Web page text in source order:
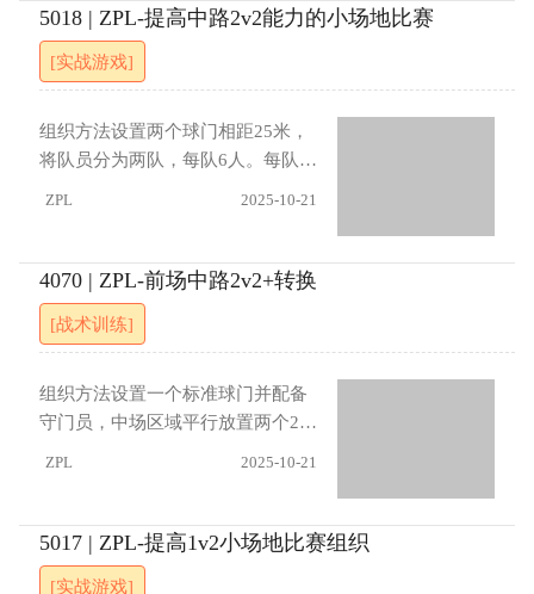
路防守队员协防边路（2）要求边路
队员必须到底线传地面球，前锋进
球方有效（3）调整为小比赛模式：
边路1对1，中路前锋策应，异侧边
路队员包抄射门（4）规定中路区域
射门必须一次触球完成
始，进攻方形成2对2突破传中，防
守方异侧队员可移动至中路协防。
每次进攻结束后，守门员发球至另
一侧重复流程。指导要点进攻方需
通过快速传导与边中结合创造传中
机会，注重无球队员的接应跑位；
换时迅速形成局部夹抢，封堵传中
（1）防守方门前队员不参与协防，
强化进攻方边路突破能力（2）允许
边路进攻队员视情况将球转移至另
一侧（3）防守方门前队员可回撤至
本方球门区域协防（4）引入越位规
则限制进攻方前插时机（5）要求进
5018 | ZPL-提高中路2v2能力的小场地比赛
[实战游戏]
组织方法设置两个球门相距25米，
将队员分为两队，每队6人。每队安
防守方退出场地，由球门后的同伴
进场转为进攻方，原进攻方转为防
守方继续练习。指导要点进攻方需
通过快速传导与灵活跑位创造射门
机会，注重团队配合与时机把握；
防守方需保持紧密盯防，在攻防转
角度并限制对手进攻空间。 进展
（比如撞墙、后套、渗入、交接）
（2）每次射门后双方队员同时轮
换，由新组队员进场继续练习（3）
ZPL 2025-10-21
4070 | ZPL-前场中路2v2+转换
[战术训练]
组织方法设置一个标准球门并配备
守门员，中场区域平行放置两个2米
动，另两组分别位于两个小球门
前。训练由中线附近队员将球传给
ZPL 2025-10-21
5017 | ZPL-提高1v2小场地比赛组织
[实战游戏]